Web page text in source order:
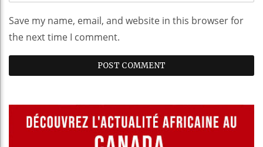
Save my name, email, and website in this browser for
the next time I comment.